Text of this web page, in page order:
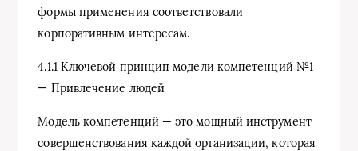
формы применения соответствовали
корпоративным интересам.
4.1.1 Ключевой принцип модели компетенций №1
— Привлечение людей
Модель компетенций — это мощный инструмент
совершенствования каждой организации, которая